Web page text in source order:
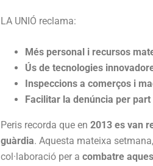
LA UNIÓ reclama:
Més personal i recursos
Ús de tecnologies
Inspeccions a comerços i
Facilitar la denúncia per
Peris recorda que en 2013 es van
guàrdia. Aquesta mateixa setmana,
col·laboració per a combatre